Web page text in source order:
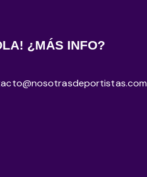
¿MÁS INFO?